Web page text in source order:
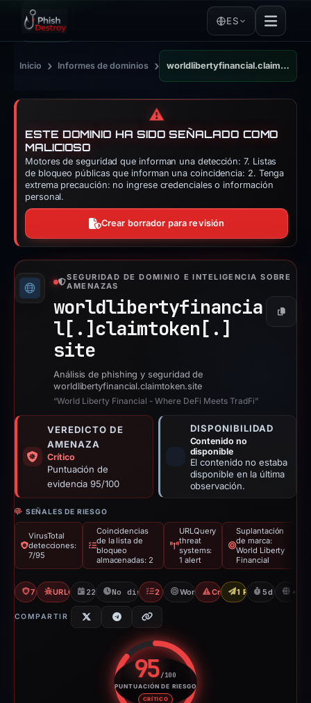
ES
Inicio › Informes de dominios › worldlibertyfinancial.claimtoken.site
⚠️
ESTE DOMINIO HA SIDO SEÑALADO COMO
MALICIOSO
Motores de seguridad que informan una detección: 7. Listas
de bloqueo públicas que informan una coincidencia: 2. Tenga
extrema precaución: no ingrese credenciales o información
personal.
Crear borrador para revisión
SEGURIDAD DE DOMINIO E INTELIGENCIA SOBRE
AMENAZAS
worldlibertyfinancia
l[.] claimtoken[.]
site
Copiar
Análisis de phishing y seguridad de
worldlibertyfinancial.claimtoken.site
“World Liberty Financial - Where DeFi Meets TradFi”
VEREDICTO DE
AMENAZA
Crítico
Puntuación de
evidencia 95/100
DISPONIBILIDAD
Contenido no
disponible
El contenido no estaba
disponible en la última
observación.
SEÑALES DE RIESGO
VirusTotal
detecciones:
7/95
Coincidencias
de la lista de
bloqueo
almacenadas: 2
URLQuery
threat
systems:
1 alert
Suplantación
de marca:
World Liberty
Financial
7/95 VTURLQuery: 1 threat alerts
22/02/2026No disponible desde 27/02/2026
2 BlocklistsWorld Liberty Financial
Crypto Scam1 Report Sent
5d to
COMPARTIR
95/100
PUNTUACIÓN DE RIESGO
CRÍTICO
Puntuación de riesgo: 95